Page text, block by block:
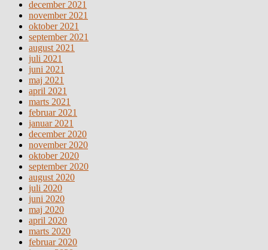
december 2021
november 2021
oktober 2021
september 2021
august 2021
juli 2021
juni 2021
maj 2021
april 2021
marts 2021
februar 2021
januar 2021
december 2020
november 2020
oktober 2020
september 2020
august 2020
juli 2020
juni 2020
maj 2020
april 2020
marts 2020
februar 2020